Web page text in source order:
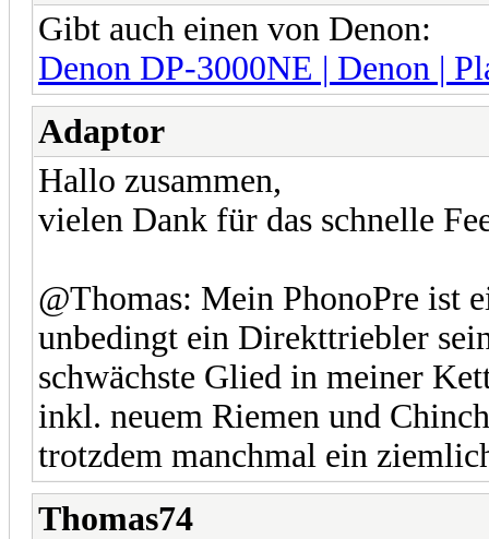
Gibt auch einen von Denon:
Denon DP-3000NE | Denon |
Adaptor
Hallo zusammen,
vielen Dank für das schnelle
@Thomas: Mein PhonoPre ist
unbedingt ein Direkttriebler
schwächste Glied in meiner
inkl. neuem Riemen und
trotzdem manchmal ein
Thomas74